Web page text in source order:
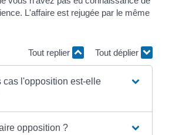
L'affaire est rejugée par le même
Tout replier Tout déplier
cas l'opposition est-elle
opposition ?